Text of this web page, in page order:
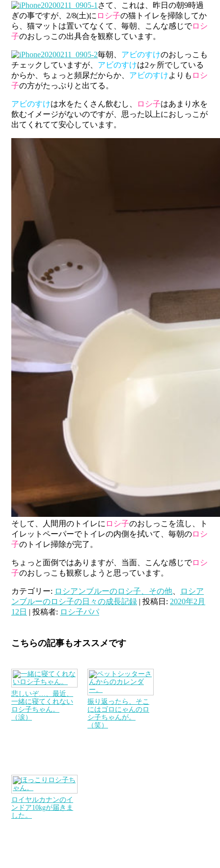
さて、これは、昨日の朝9時過
ぎの事ですが、2/8(土)に ロシ子の猫トイレを掃除してか
ら、猫マットは置いてなくて、毎朝、こんな感じでロシ
子のおしっこの出具合を観察しています。
毎朝、 アビのすけのおしっこも
チェックしていますが、 アビのすけは2ヶ所でしている
からか、ちょっと頻尿だからか、 アビのすけよりも ロシ
子の方がたっぷりと出てる。
アビのすけは水をたくさん飲むし、 ロシ子はあまり水を
飲むイメージがないのですが、思った以上におしっこが
出てくれてて安心しています。
そして、人間用のトイレに ロシ子のおしっこを流し、ト
イレットペーパーでトイレの内側を拭いて、毎朝のロシ
子のトイレ掃除が完了。
ちょっと面倒ではありますが、当面、こんな感じでロシ
子のおしっこも観察しようと思っています。
カテゴリー: ロシアンブルーのロシ子、その他
ロシア
ンブルーのロシ子の日々の成長記録 | 投稿日: 2020年2月
12日 | 投稿者: ロシ子パパ
こちらの記事もオススメです
悲しいぞ…、最近、
一緒に寝てくれない
ロシ子ちゃん。
（涙）
振り返ったら、そこ
にはゴロにゃんのロ
シ子ちゃんが。
（笑）
ロイヤルカナンのイ
ンドア10kgが届きま
した。